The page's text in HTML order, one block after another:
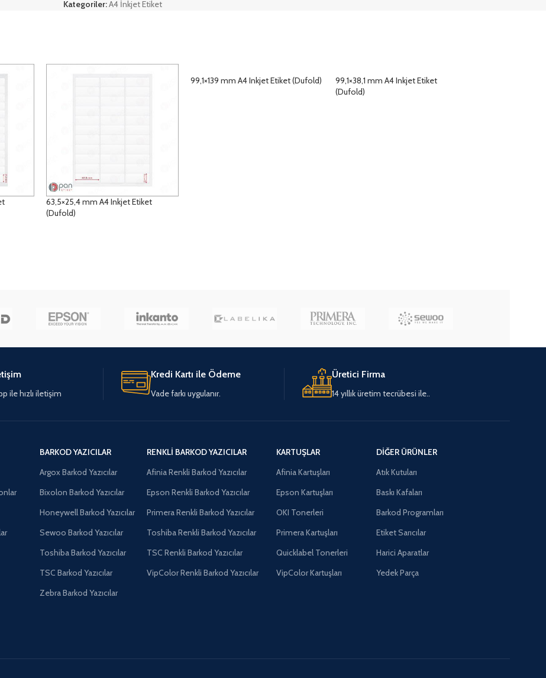
Kategoriler:A4 İnkjet Etiket
63,5×25,4 mm A4 Inkjet Etiket
(Dufold)
99,1×139 mm A4 Inkjet Etiket (Dufold)
99,1×38,1 mm A4 Inkjet Etiket
(Dufold)
ile hızlı iletişim
Kredi Kartı ile Ödeme
Vade farkı uygulanır.
Üretici Firma
14 yıllık üretim tecrübesi ile..
BARKOD YAZICILAR
Argox Barkod Yazıcılar
Bixolon Barkod Yazıcılar
Honeywell Barkod Yazıcılar
Sewoo Barkod Yazıcılar
Toshiba Barkod Yazıcılar
TSC Barkod Yazıcılar
Zebra Barkod Yazıcılar
RENKLI BARKOD YAZICILAR
Afinia Renkli Barkod Yazıcılar
Epson Renkli Barkod Yazıcılar
Primera Renkli Barkod Yazıcılar
Toshiba Renkli Barkod Yazıcılar
TSC Renkli Barkod Yazıcılar
VipColor Renkli Barkod Yazıcılar
KARTUŞLAR
Afinia Kartuşları
Epson Kartuşları
OKI Tonerleri
Primera Kartuşları
Quicklabel Tonerleri
VipColor Kartuşları
DIĞER ÜRÜNLER
Atık Kutuları
Baskı Kafaları
Barkod Programları
Etiket Sarıcılar
Harici Aparatlar
Yedek Parça